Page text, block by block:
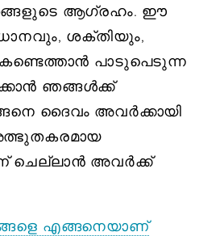
ആഗ്രഹം. ഈ
ശക്തിയും,
പാടുപെടുന്ന
ഞങ്ങൾക്ക്
ദൈവം അവർക്കായി
ചെല്ലാൻ അവർക്ക്
എങ്ങനെയാണ്